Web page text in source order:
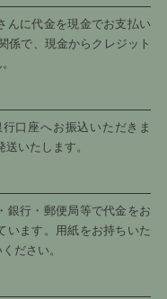
んに代金を現金でお支払い
係で、現金からクレジット
口座へお振込いただきま
いたします。
銀行・郵便局等で代金をお
います。用紙をお持ちいた
ださい。